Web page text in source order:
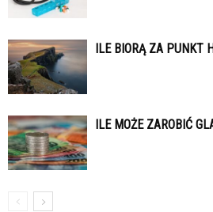
ILE BIORĄ ZA PUNKT
ILE MOŻE ZAROBIĆ